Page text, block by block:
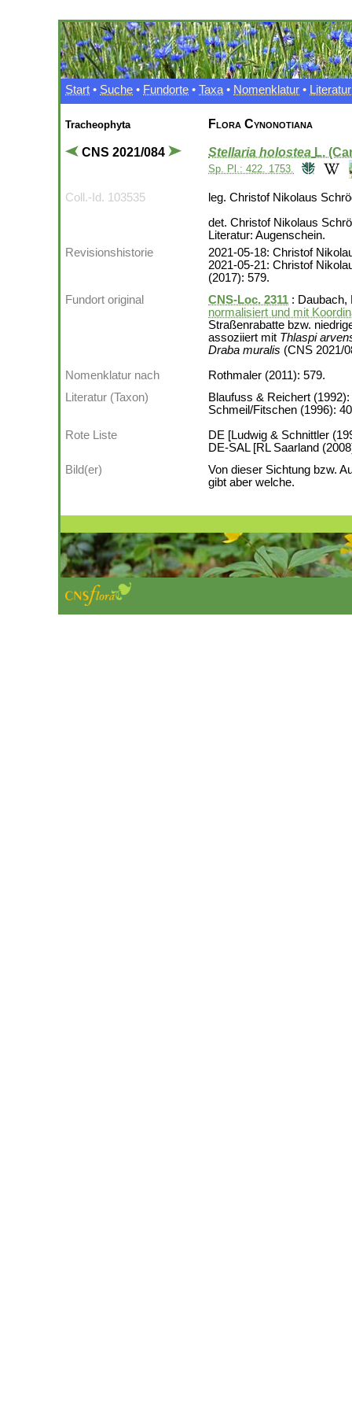
Start • Suche • Fundorte • Taxa • Nomenklatur • Literatur
Tracheophyta
CNS 2021/084
Flora Cynonotiana
Stellaria holostea L.
Sp. Pl.: 422. 1753.
Coll.-Id. 103535
leg. Christof Nikolaus
det. Christof Nikolaus
Literatur: Augenschein.
Revisionshistorie
2021-05-18: Christof
2021-05-21: Christof
(2017): 579.
Fundort original
CNS-Loc. 2311 : Daubach,
normalisiert und mit
Straßenrabatte bzw.
assoziiert mit Thlaspi
Draba muralis (CNS 2021/
Nomenklatur nach
Rothmaler (2011): 579.
Literatur (Taxon)
Blaufuss & Reichert
Schmeil/Fitschen (1996):
Rote Liste
DE [Ludwig & Schnittler
DE-SAL [RL Saarland
Bild(er)
Von dieser Sichtung bzw.
gibt aber welche.